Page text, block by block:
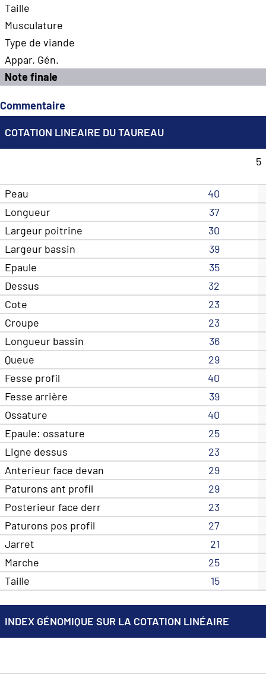
Taille
Musculature
Type de viande
Appar. Gén.
Note finale
Commentaire
COTATION LINEAIRE DU TAUREAU
5
Peau
40
Longueur
37
Largeur poitrine
30
Largeur bassin
39
Epaule
35
Dessus
32
Cote
23
Croupe
23
Longueur bassin
36
Queue
29
Fesse profil
40
Fesse arrière
39
Ossature
40
Epaule: ossature
25
Ligne dessus
23
Anterieur face devan
29
Paturons ant profil
29
Posterieur face derr
23
Paturons pos profil
27
Jarret
21
Marche
25
Taille
15
INDEX GÉNOMIQUE SUR LA COTATION LINÉAIRE